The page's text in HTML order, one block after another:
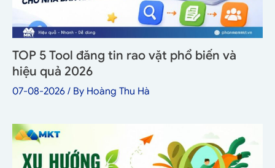
TOP 5 Tool đăng tin rao vặt phổ biến và
hiệu quả 2026
07-08-2026 / By Hoàng Thu Hà